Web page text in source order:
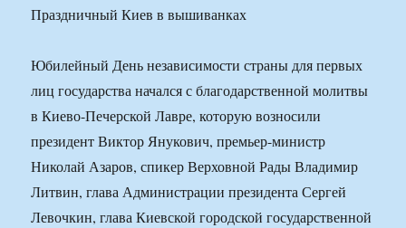
Праздничный Киев в вышиванках
Юбилейный День независимости страны для первых
лиц государства начался с благодарственной молитвы
в Киево-Печерской Лавре, которую возносили
президент Виктор Янукович, премьер-министр
Николай Азаров, спикер Верховной Рады Владимир
Литвин, глава Администрации президента Сергей
Левочкин, глава Киевской городской государственной